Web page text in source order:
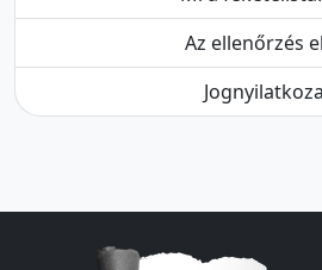
Az ellenőrzés